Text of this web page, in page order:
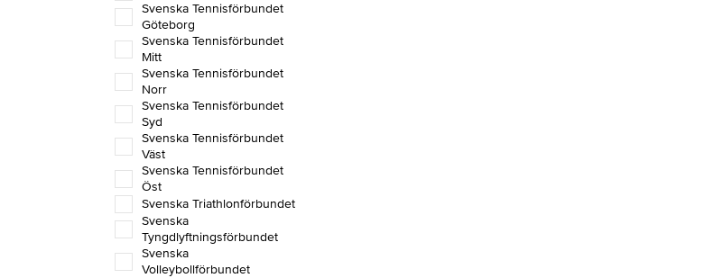
Svenska Tennisförbundet
Göteborg
Svenska Tennisförbundet
Mitt
Svenska Tennisförbundet
Norr
Svenska Tennisförbundet
Syd
Svenska Tennisförbundet
Väst
Svenska Tennisförbundet
Öst
Svenska Triathlonförbundet
Svenska
Tyngdlyftningsförbundet
Svenska
Volleybollförbundet